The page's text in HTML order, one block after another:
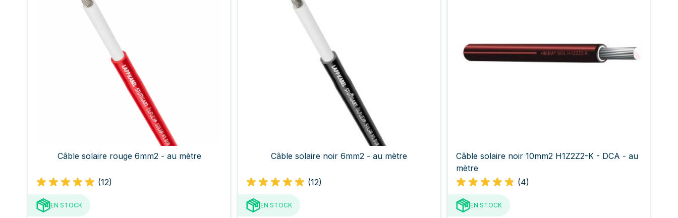
Câble solaire rouge 6mm2 - au mètre
(12)
EN STOCK
Câble solaire noir 6mm2 - au mètre
(12)
EN STOCK
Câble solaire noir 10mm2 H1Z2Z2-K - DCA - au
mètre
(4)
EN STOCK